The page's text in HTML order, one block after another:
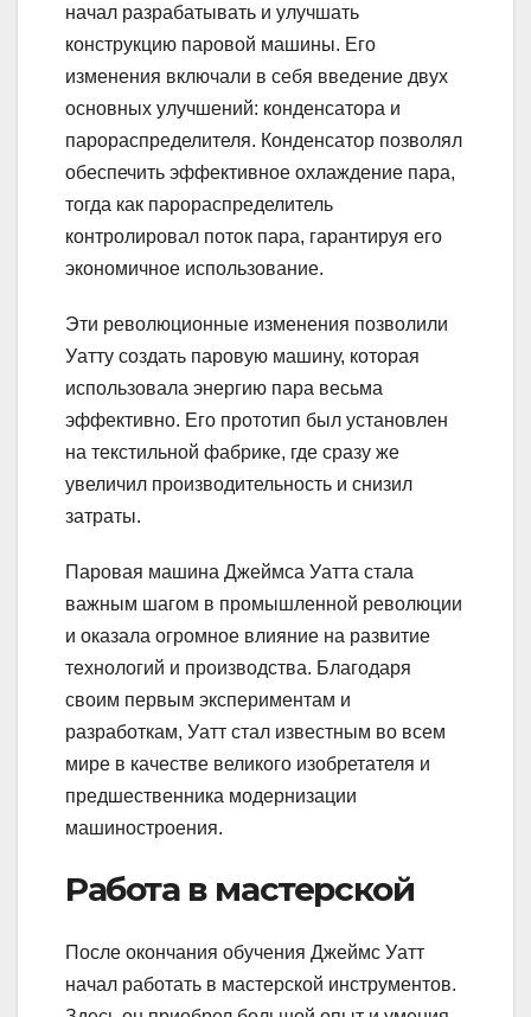
начал разрабатывать и улучшать
конструкцию паровой машины. Его
изменения включали в себя введение двух
основных улучшений: конденсатора и
парораспределителя. Конденсатор позволял
обеспечить эффективное охлаждение пара,
тогда как парораспределитель
контролировал поток пара, гарантируя его
экономичное использование.
Эти революционные изменения позволили
Уатту создать паровую машину, которая
использовала энергию пара весьма
эффективно. Его прототип был установлен
на текстильной фабрике, где сразу же
увеличил производительность и снизил
затраты.
Паровая машина Джеймса Уатта стала
важным шагом в промышленной революции
и оказала огромное влияние на развитие
технологий и производства. Благодаря
своим первым экспериментам и
разработкам, Уатт стал известным во всем
мире в качестве великого изобретателя и
предшественника модернизации
машиностроения.
Работа в мастерской
После окончания обучения Джеймс Уатт
начал работать в мастерской инструментов.